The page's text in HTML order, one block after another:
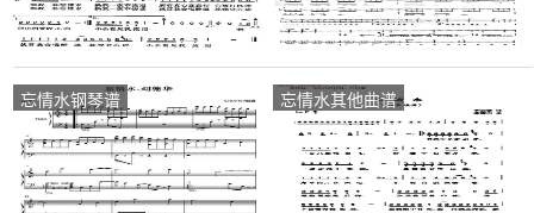
忘情水钢琴谱 忘情水其他曲谱